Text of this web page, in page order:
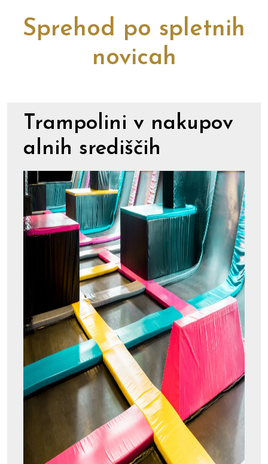
Sprehod po spletnih
novicah
Trampolini v nakupov
alnih središčih